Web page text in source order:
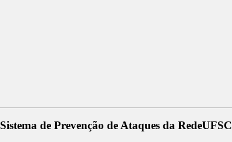
Sistema de Prevenção de Ataques da RedeUFSC